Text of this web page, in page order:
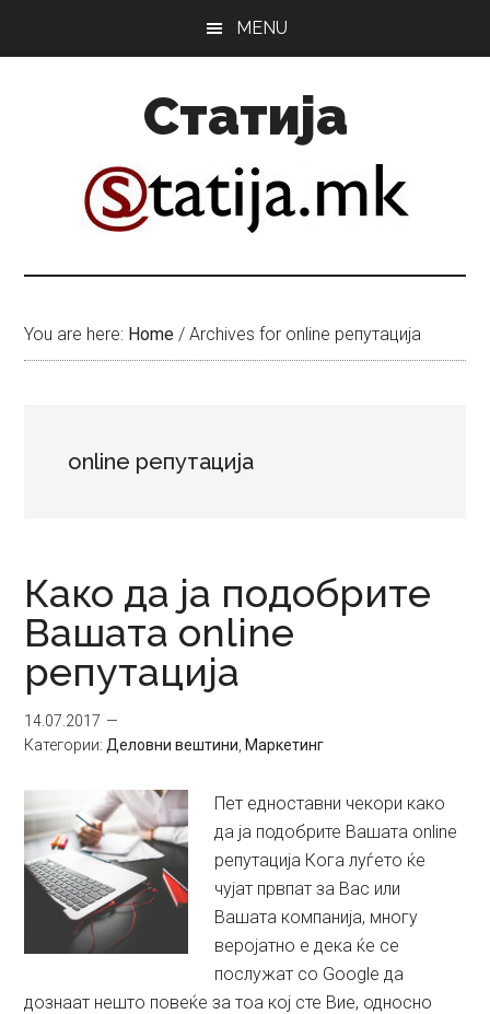
MENU
Статија
You are here: Home / Archives for online репутација
online репутација
Како да ја подобрите
Вашата online
репутација
14.07.2017
Категории: Деловни вештини Маркетинг
Пет едноставни чекори како
да ја подобрите Вашата online
репутација Кога луѓето ќе
чујат првпат за Вас или
Вашата компанија, многу
веројатно е дека ќе се
послужат со Google да
дознаат нешто повеќе за тоа кој сте Вие, односно